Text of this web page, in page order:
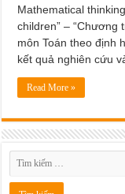
Mathematical
children” –
môn Toán theo định
kết quả nghiên cứu
Read More »